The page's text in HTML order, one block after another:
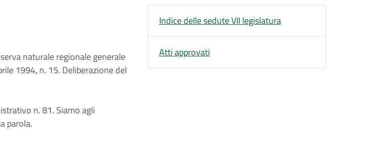
naturale regionale generale
1994, n. 15. Deliberazione del
n. 81. Siamo agli
parola.
Indice delle sedute VII legislatura
Atti approvati